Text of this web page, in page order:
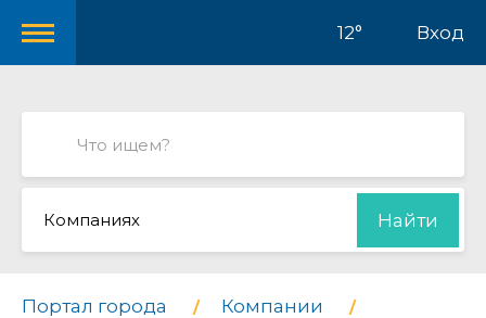
12° Вход
Компаниях Найти
Портал города
Компании